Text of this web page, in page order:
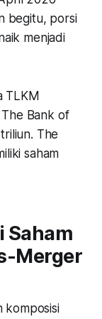
begitu, porsi
menjadi
TLKM
Bank of
The
saham
Saham
Merger
komposisi